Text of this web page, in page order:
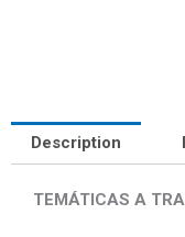
Description
TEMÁTICAS A